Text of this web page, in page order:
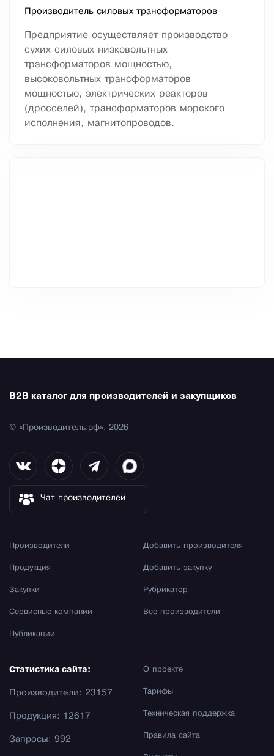
Производитель силовых трансформаторов
Предприятие осуществляет производство
сухих силовых низковольтных
трансформаторов мощностью,
высоковольтных трансформаторов
мощностью, электрических реакторов
(дросселей), трансформаторов морского
исполнения, магнитопроводов.
B2B каталог для производителей и закупщиков
© «Производитель.рф», 2026
Чат производителей
Производители
Продукция
Закупки
Сервисные компании
Публикации
Добавить производителя
Добавить закупку
Рубрикатор
Все производители
О проекте
Тарифы
Техническая поддержка
Правила сайта
Статистика сайта:
Производители: 23157
Продукция: 12617
Запросы: 992